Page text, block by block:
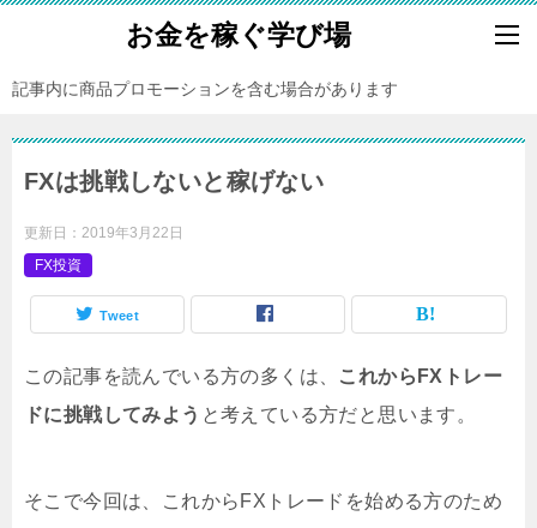
お金を稼ぐ学び場
記事内に商品プロモーションを含む場合があります
FXは挑戦しないと稼げない
更新日： 2019年3月22日
FX投資
Tweet
この記事を読んでいる方の多くは、 これからFXトレー
ドに挑戦してみよう と考えている方だと思います。
そこで今回は、これからFXトレードを始める方のため